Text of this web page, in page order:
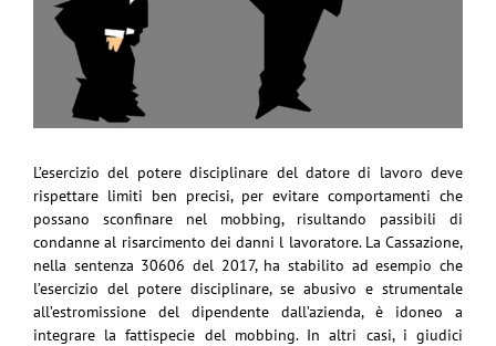
L’esercizio del potere disciplinare del datore di lavoro deve
rispettare limiti ben precisi, per evitare comportamenti che
possano sconfinare nel mobbing, risultando passibili di
condanne al risarcimento dei danni l lavoratore. La Cassazione,
nella sentenza 30606 del 2017, ha stabilito ad esempio che
l’esercizio del potere disciplinare, se abusivo e strumentale
all’estromissione del dipendente dall’azienda, è idoneo a
integrare la fattispecie del mobbing. In altri casi, i giudici